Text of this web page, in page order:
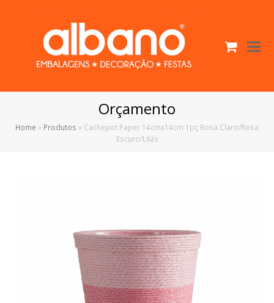
Cart
Orçamento
Home » Produtos » Cachepot Paper 14cmx14cm 1pç Rosa Claro/Rosa
Escuro/Lilás